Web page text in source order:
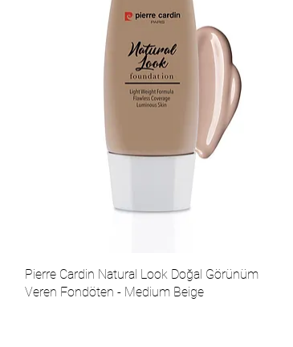
Pierre Cardin Natural Look Doğal Görünüm
Veren Fondöten - Medium Beige